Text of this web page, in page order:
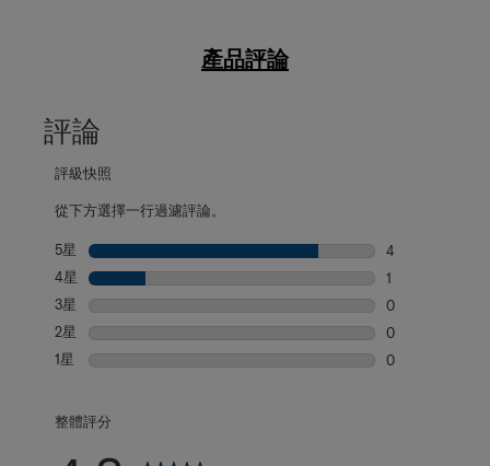
產品評論
評論
評級快照
從下方選擇一行過濾評論。
5星 星級
4
4星 星級
1
3星 星級
0
2星 星級
0
1星 星級
0
整體評分